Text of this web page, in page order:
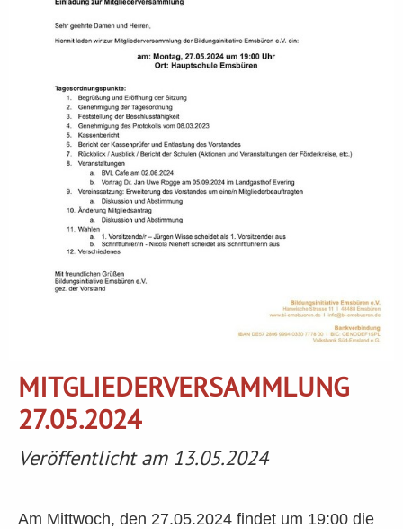
MITGLIEDERVERSAMMLUNG
27.05.2024
Veröffentlicht am 13.05.2024
Am Mittwoch, den 27.05.2024 findet um 19:00 die